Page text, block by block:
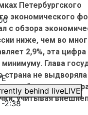
behind liveLIVE
-2:38
Петербургского
экономического
с обзора
ниже, чем во
2,9%, эта
Глава
страна не
необходимо
учитывая